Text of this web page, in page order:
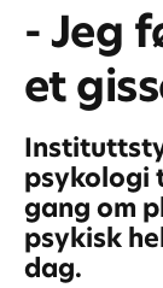
- Jeg
et
psykologi
gang om
psykisk
dag.